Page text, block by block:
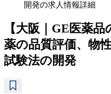
開発の求人情報詳細
【大阪｜GE医薬
薬の品質評価、物
試験法の開発